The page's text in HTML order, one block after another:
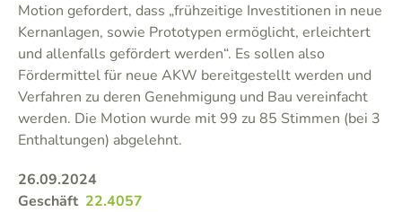
Motion gefordert, dass „frühzeitige Investitionen in neue
Kernanlagen, sowie Prototypen ermöglicht, erleichtert
und allenfalls gefördert werden“. Es sollen also
Fördermittel für neue AKW bereitgestellt werden und
Verfahren zu deren Genehmigung und Bau vereinfacht
werden. Die Motion wurde mit 99 zu 85 Stimmen (bei 3
Enthaltungen) abgelehnt.
26.09.2024
Geschäft 22.4057